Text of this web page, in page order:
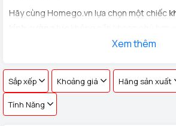
Hãy cùng Homego.vn lựa chọn một chiếc
cửa kính văn phòng, cửa hàng, nhà
Xem thêm
Sắp xếp Khoảng giá Hãng sản xuất
Tính Năng